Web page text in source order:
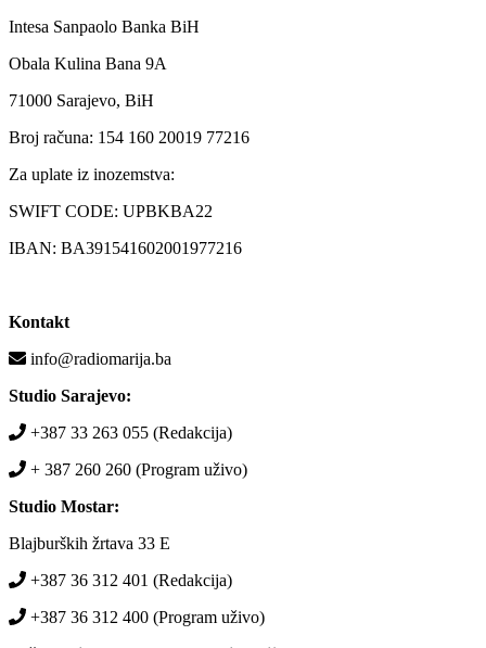
Intesa Sanpaolo Banka BiH
Obala Kulina Bana 9A
71000 Sarajevo, BiH
Broj računa: 154 160 20019 77216
Za uplate iz inozemstva:
SWIFT CODE: UPBKBA22
IBAN: BA391541602001977216
Kontakt
info@radiomarija.ba
Studio Sarajevo:
+387 33 263 055 (Redakcija)
+ 387 260 260 (Program uživo)
Studio Mostar:
Blajburških žrtava 33 E
+387 36 312 401 (Redakcija)
+387 36 312 400 (Program uživo)